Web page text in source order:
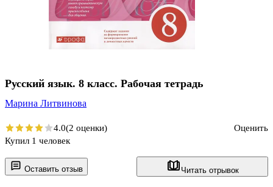
Оставить отзыв Читать отрывок
Русский язык. 8 класс. Рабочая тетрадь
Марина Литвинова
4.0(2 оценки)
Оценить
Купил 1 человек